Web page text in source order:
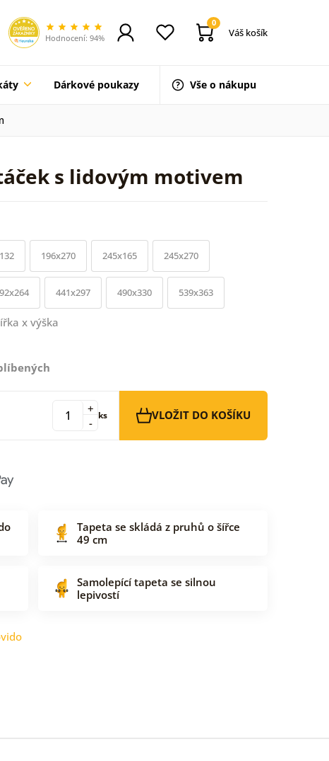
Hodnocení: 94%
0
Váš košík
Dárkové poukazy Vše o nákupu
s lidovým motivem
196x270 245x165 245x270
441x297 490x330 539x363
x výška
-
+ ks VLOŽIT DO KOŠÍKU
Tapeta se skládá z pruhů o šířce
49 cm
Samolepící tapeta se silnou
lepivostí